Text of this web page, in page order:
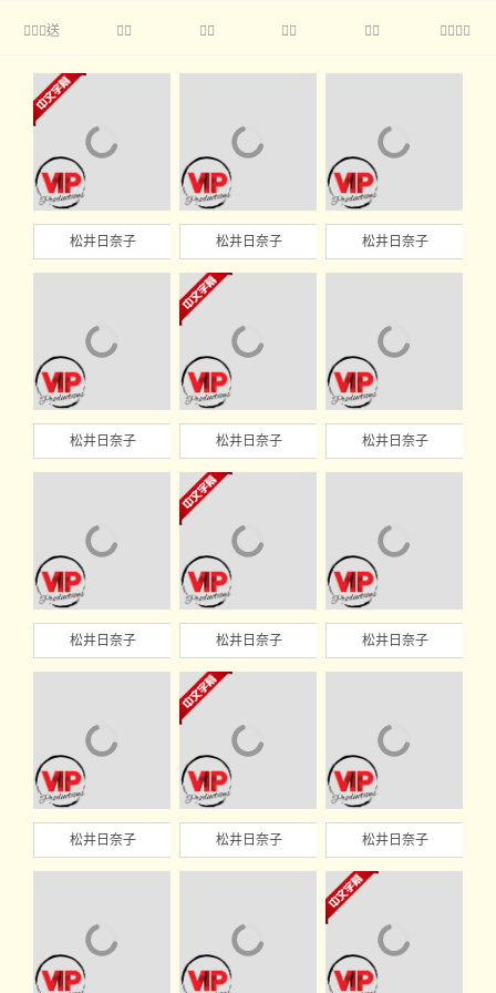
送     
松井日奈子 松井日奈子 松井日奈子
松井日奈子 松井日奈子 松井日奈子
松井日奈子 松井日奈子 松井日奈子
松井日奈子 松井日奈子 松井日奈子